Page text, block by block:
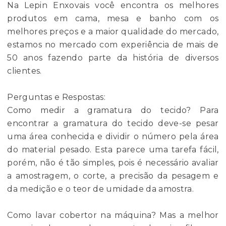
Na Lepin Enxovais você encontra os melhores
produtos em cama, mesa e banho com os
melhores preços e a maior qualidade do mercado,
estamos no mercado com experiência de mais de
50 anos fazendo parte da história de diversos
clientes.
Perguntas e Respostas:
Como medir a gramatura do tecido? Para
encontrar a gramatura do tecido deve-se pesar
uma área conhecida e dividir o número pela área
do material pesado. Esta parece uma tarefa fácil,
porém, não é tão simples, pois é necessário avaliar
a amostragem, o corte, a precisão da pesagem e
da medição e o teor de umidade da amostra.
Como lavar cobertor na máquina? Mas a melhor